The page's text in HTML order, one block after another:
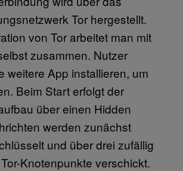
Tor hergestellt.
von Tor arbeitet man mit
zusammen. Nutzer
weitere App installieren, um
Beim Start erfolgt der
über einen Hidden
werden zunächst
und über drei zufällig
Knotenpunkte verschickt.